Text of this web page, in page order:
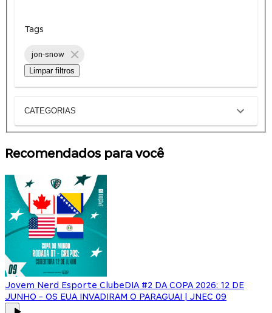
Tags
jon-snow
Limpar filtros
CATEGORIAS
Recomendados para você
Jovem Nerd Esporte ClubeDIA #2 DA COPA 2026: 12 DE
JUNHO - OS EUA INVADIRAM O PARAGUAI | JNEC 09